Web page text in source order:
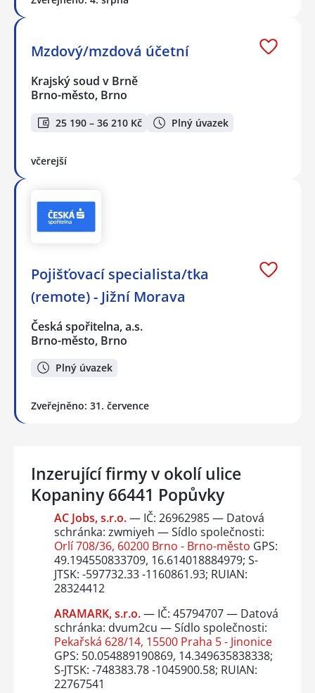
Mzdový/mzdová účetní
Krajský soud v Brně
Brno-město, Brno
25 190 – 36 210 Kč Plný úvazek
včerejší
Pojišťovací specialista/tka
(remote) - Jižní Morava
Česká spořitelna, a.s.
Brno-město, Brno
Plný úvazek
Zveřejněno: 31. července
Inzerující firmy v okolí ulice
Kopaniny 66441 Popůvky
AC Jobs, s.r.o.— IČ: 26962985 — Datová
schránka: zwmiyeh — Sídlo společnosti:
Orlí 708/36, 60200 Brno - Brno-město GPS:
49.194550833709, 16.614018884979; S-
JTSK: -597732.33 -1160861.93; RUIAN:
28324412
ARAMARK, s.r.o.— IČ: 45794707 — Datová
schránka: dvum2cu — Sídlo společnosti:
Pekařská 628/14, 15500 Praha 5 - Jinonice
GPS: 50.054889190869, 14.349635838338;
S-JTSK: -748383.78 -1045900.58; RUIAN:
22767541